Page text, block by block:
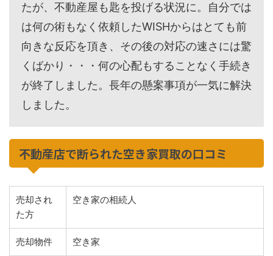
たが、不動産屋も匙を投げる状況に。自分では
は何の術もなく依頼したWISHからはとても前
向きな反応を頂き、その後の対応の速さには驚
くばかり・・・何の心配もすることなく手続き
が終了しました。長年の懸案事項が一気に解決
しました。
不動産店で断られた空き家買取の口コミ
売却され
た方
空き家の相続人
売却物件 空き家